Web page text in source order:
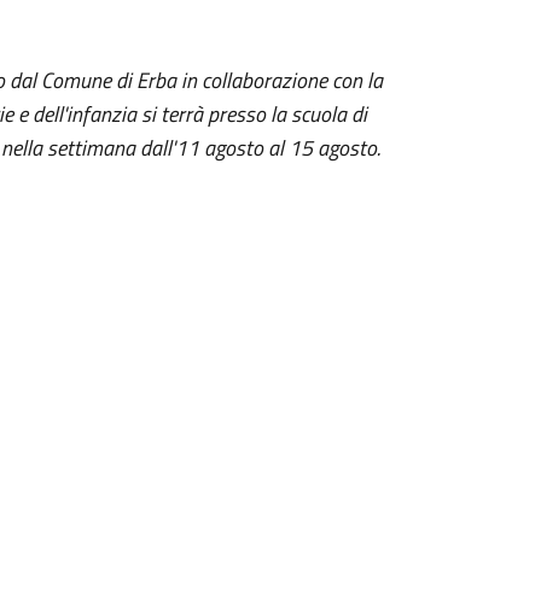
Comune di Erba in collaborazione con la
e dell'infanzia si terrà presso la scuola di
settimana dall'11agostoal 15 agosto.